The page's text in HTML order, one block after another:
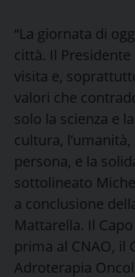
“La giornata di
città. Il
visita e,
valori che
solo la scienza e
cultura,
persona, e la
sottolineato
a conclusione
Mattarella. Il
prima al CNAO, il
Adroterapia